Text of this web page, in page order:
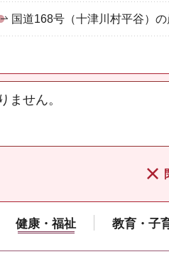
国道168号（十津川村平谷）
ません。
健康・福祉 教育・子